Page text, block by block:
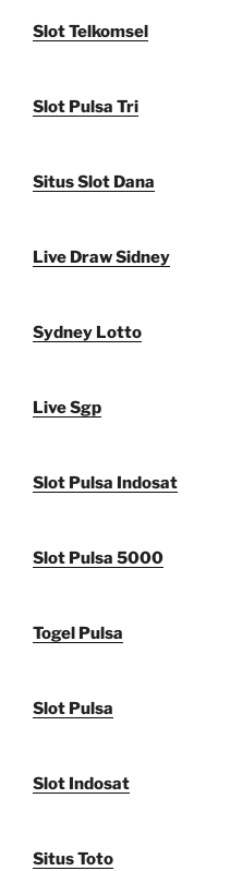
Slot Telkomsel
Slot Pulsa Tri
Situs Slot Dana
Live Draw Sidney
Sydney Lotto
Live Sgp
Slot Pulsa Indosat
Slot Pulsa 5000
Togel Pulsa
Slot Pulsa
Slot Indosat
Situs Toto